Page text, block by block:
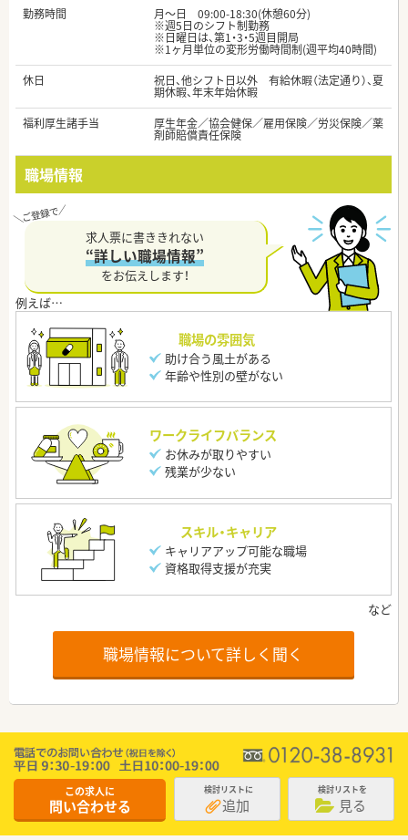
勤務時間
月～日 09:00-18:30(休憩60分)
※週5日のシフト制勤務
※日曜日は、第1・3・5週目開局
※1ヶ月単位の変形労働時間制(週平均40時間)
休日
祝日、他シフト日以外 有給休暇（法定通り）、夏
期休暇、年末年始休暇
福利厚生諸手当
厚生年金／協会健保／雇用保険／労災保険／薬
剤師賠償責任保険
職場情報
求人票に書ききれない
“詳しい職場情報”
をお伝えします！
職場の雰囲気
助け合う風土がある
年齢や性別の壁がない
ワークライフバランス
お休みが取りやすい
残業が少ない
スキル・キャリア
キャリアアップ可能な職場
資格取得支援が充実
職場情報について詳しく聞く
この求人に
問い合わせる
検討リストに
追加
検討リストを
見る